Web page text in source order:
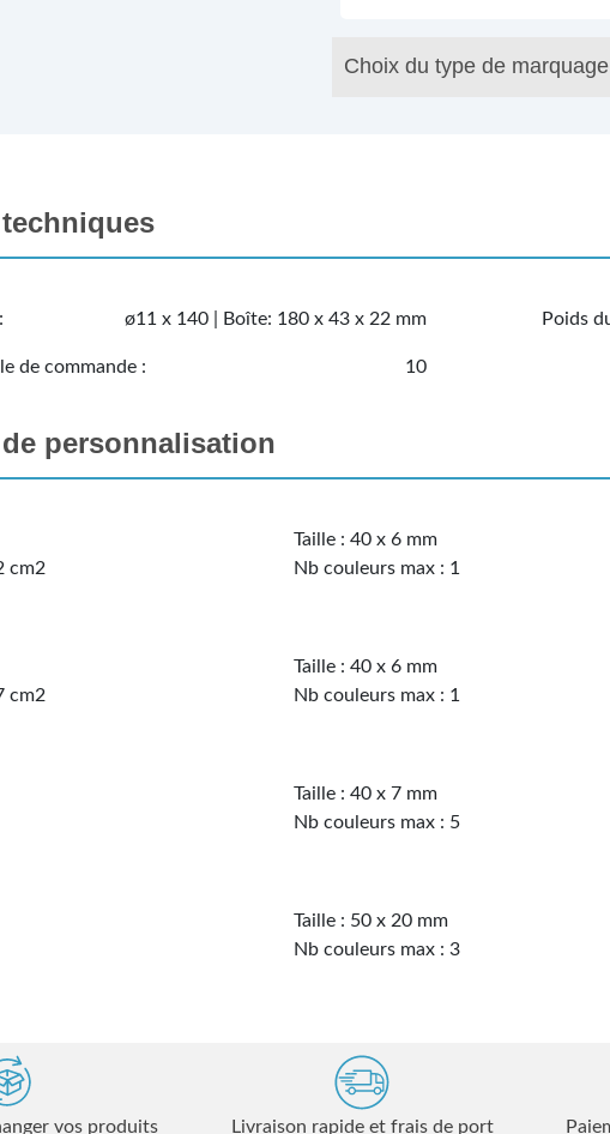
Choix du type de marquage
ø11 x 140 | Boîte: 180 x 43 x 22 mm Poids
de commande : 10
personnalisation
cm2
Taille : 40 x 6 mm
Nb couleurs max : 1
cm2
Taille : 40 x 6 mm
Nb couleurs max : 1
Taille : 40 x 7 mm
Nb couleurs max : 5
Taille : 50 x 20 mm
Nb couleurs max : 3
vos produits Livraison rapide et frais de port